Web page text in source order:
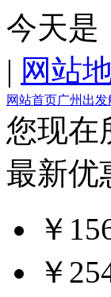
今天是
| 网站
网站首页广州出发
您现在
最新优
￥
￥